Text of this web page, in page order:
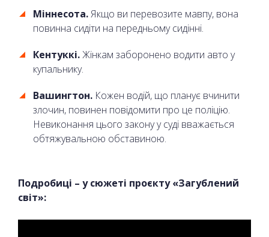
Міннесота.Якщо ви перевозите мавпу, вона
повинна сидіти на передньому сидінні.
Кентуккі.Жінкам заборонено водити авто у
купальнику.
Вашингтон. Кожен водій, що планує вчинити
злочин, повинен повідомити про це поліцію.
Невиконання цього закону у суді вважається
обтяжувальною обставиною.
Подробиці – у сюжеті проєкту «Загублений
світ»: